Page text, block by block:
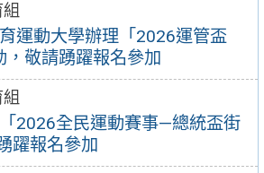
運動大學辦理「2026運管盃
，敬請踴躍報名參加
2026全民運動賽事—總統盃街
躍報名參加